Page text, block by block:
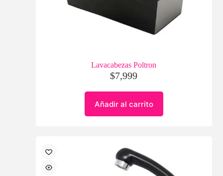
Lavacabezas Poltron
$7,999
Añadir al carrito